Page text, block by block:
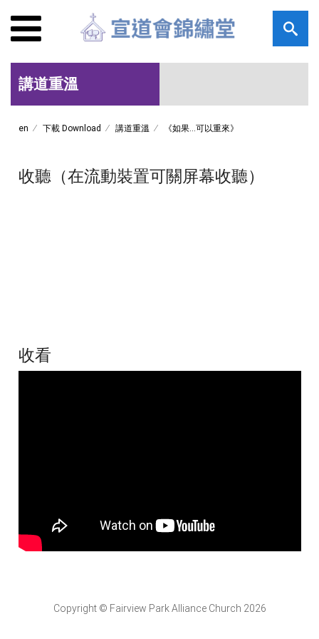
講道重溫
en 下載 Download 講道重溫 《如果...可以重來》
收聽（在流動裝置可關屏幕收聽）
收看
Copyright © Fairview Park Alliance Church 2026